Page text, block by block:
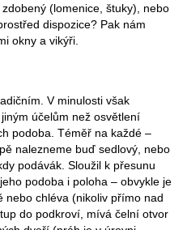
(lomenice, štuky), nebo
dispozice? Pak nám
okny a vikýři.
V minulosti však
účelům než osvětlení
podoba. Téměř na každé –
nalezneme buď sedlový, nebo
podávák. Sloužil k přesunu
podoba i poloha – obvykle je
nebo chléva (nikoliv přímo nad
do podkroví, mívá čelní otvor